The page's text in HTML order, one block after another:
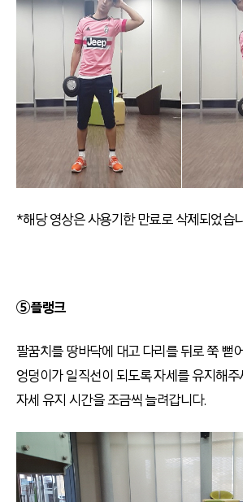
*해당 영상은 사용기한 만료로 삭제되었습
⑤플랭크
팔꿈치를 땅바닥에 대고 다리를 뒤로 쭉 뻗
엉덩이가 일직선이 되도록 자세를 유지해
자세 유지 시간을 조금씩 늘려갑니다.